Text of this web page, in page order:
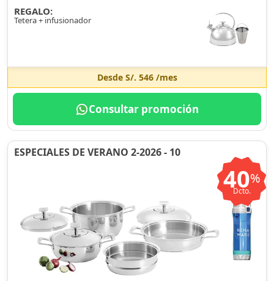
REGALO:
Tetera + infusionador
Desde S/. 546/mes
Consultar promoción
ESPECIALES DE VERANO 2-2026 - 10
40%
Dcto.